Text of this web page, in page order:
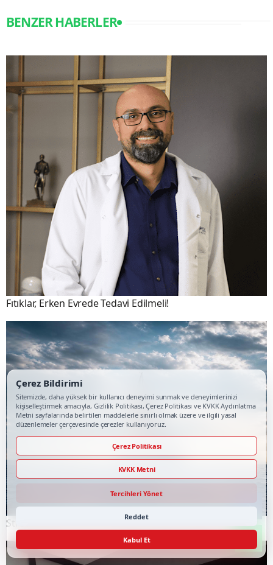
BENZER HABERLER
Fıtıklar, Erken Evrede Tedavi Edilmeli!
Stresi Değil, Stresle Kurduğunuz İlişkiyi Değiştirin
Çerez Bildirimi
Sitemizde, daha yüksek bir kullanıcı deneyimi sunmak ve deneyimlerinizi
kişiselleştirmek amacıyla, Gizlilik Politikası, Çerez Politikası ve KVKK Aydınlatma
Metni sayfalarında belirtilen maddelerle sınırlı olmak üzere ve ilgili yasal
düzenlemeler çerçevesinde çerezler kullanıyoruz.
Çerez Politikası
KVKK Metni
Tercihleri Yönet
Reddet
Kabul Et